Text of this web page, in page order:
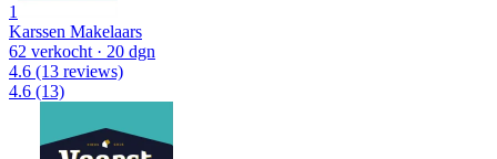
1
Karssen Makelaars
62 verkocht · 20 dgn
4.6 (13 reviews)
4.6 (13)